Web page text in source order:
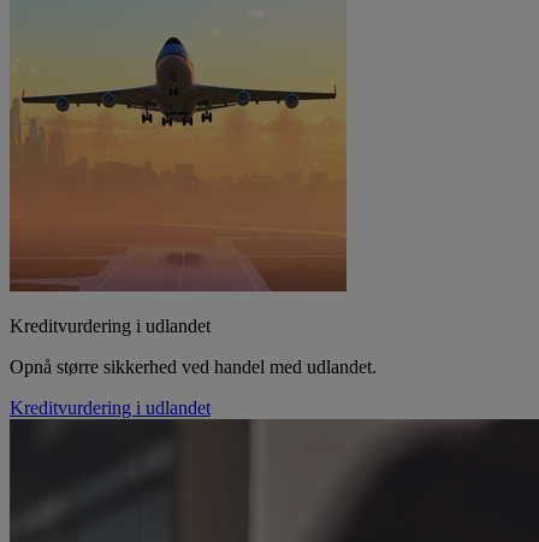
Kreditvurdering i udlandet
Opnå større sikkerhed ved handel med udlandet.
Kreditvurdering i udlandet